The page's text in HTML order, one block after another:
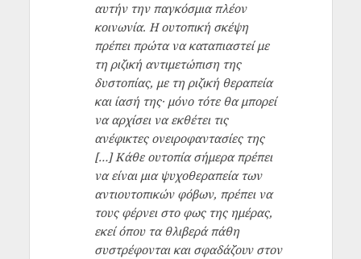
αυτήν την παγκόσμια πλέον
κοινωνία. Η ουτοπική σκέψη
πρέπει πρώτα να καταπιαστεί με
τη ριζική αντιμετώπιση της
δυστοπίας, με τη ριζική θεραπεία
και ίασή της· μόνο τότε θα μπορεί
να αρχίσει να εκθέτει τις
ανέφικτες ονειροφαντασίες της
[…] Κάθε ουτοπία σήμερα πρέπει
να είναι μια ψυχοθεραπεία των
αντιουτοπικών φόβων, πρέπει να
τους φέρνει στο φως της ημέρας,
εκεί όπου τα θλιβερά πάθη
συστρέφονται και σφαδάζουν στον